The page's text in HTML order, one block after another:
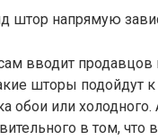
вводит
шторы подойдут
обои или
в том, что